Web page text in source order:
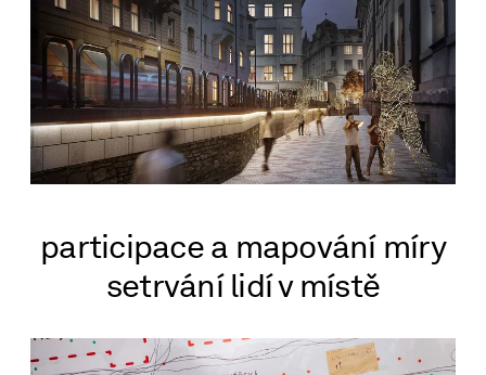
participace a mapování míry
setrvání lidí v místě